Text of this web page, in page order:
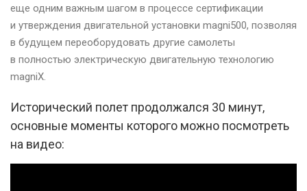
еще одним важным шагом в процессе сертификации
и утверждения двигательной установки magni500, позволяя
в будущем переоборудовать другие самолеты
в полностью электрическую двигательную технологию
magniX.
Исторический полет продолжался 30 минут,
основные моменты которого можно посмотреть
на видео: